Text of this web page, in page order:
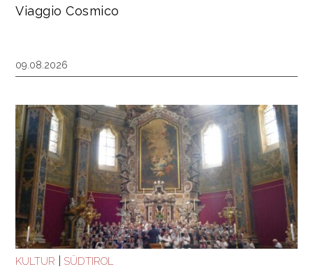
Viaggio Cosmico
09.08.2026
KULTUR SÜDTIROL